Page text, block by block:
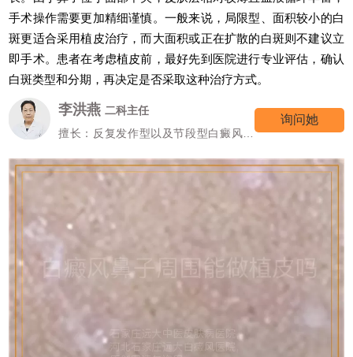
手术操作需要更加精细谨慎。一般来说，局限型、面积较小的白
斑更适合采用植皮治疗，而大面积或正在扩散的白斑则不建议立
即手术。患者在考虑植皮前，最好先到医院进行专业评估，确认
白斑类型和分期，再决定是否采取这种治疗方式。
高霞 七科主任
擅长：女性/颜面型白癜风的诊治
询问她